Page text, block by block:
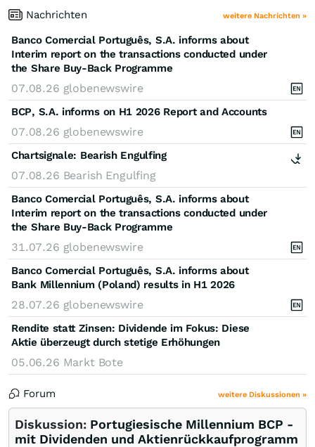
Nachrichten weitere Nachrichten »
Banco Comercial Português, S.A. informs about
Interim report on the transactions conducted under
the Share Buy-Back Programme
07.08.26 globenewswire
BCP, S.A. informs on H1 2026 Report and Accounts
07.08.26 globenewswire
Chartsignale: Bearish Engulfing
07.08.26 Bearish Engulfing
Banco Comercial Português, S.A. informs about
Interim report on the transactions conducted under
the Share Buy-Back Programme
31.07.26 globenewswire
Banco Comercial Português, S.A. informs about
Bank Millennium (Poland) results in H1 2026
28.07.26 globenewswire
Rendite statt Zinsen: Dividende im Fokus: Diese
Aktie überzeugt durch stetige Erhöhungen
05.06.26 Markt Bote
Forum weitere Diskussionen »
Diskussion: Portugiesische Millennium BCP -
mit Dividenden und Aktienrückkaufprogramm